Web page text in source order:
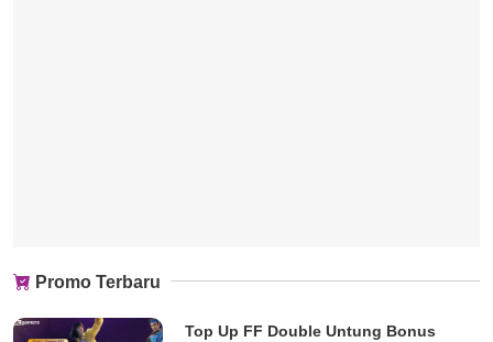
Promo Terbaru
Top Up FF Double Untung Bonus